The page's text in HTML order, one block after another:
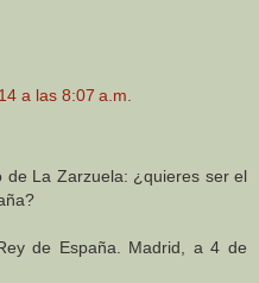
a las 8:07 a.m.
de La Zarzuela: ¿quieres ser el
de España. Madrid, a 4 de